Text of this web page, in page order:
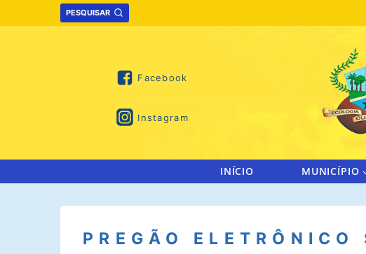
to
PESQUISAR
Facebook
Instagram
INÍCIO MUNICÍPIO
PREGÃO